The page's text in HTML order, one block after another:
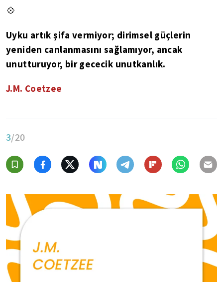
💠
Uyku artık şifa vermiyor; dirimsel güçlerin
yeniden canlanmasını sağlamıyor, ancak
unutturuyor, bir gececik unutkanlık.
J.M. Coetzee
3/20